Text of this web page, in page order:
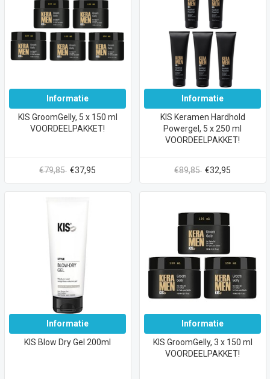
Informatie
KIS GroomGelly, 5 x 150 ml
VOORDEELPAKKET!
€79,85 €37,95
Informatie
KIS Keramen Hardhold
Powergel, 5 x 250 ml
VOORDEELPAKKET!
€89,85 €32,95
Informatie
KIS Blow Dry Gel 200ml
Informatie
KIS GroomGelly, 3 x 150 ml
VOORDEELPAKKET!